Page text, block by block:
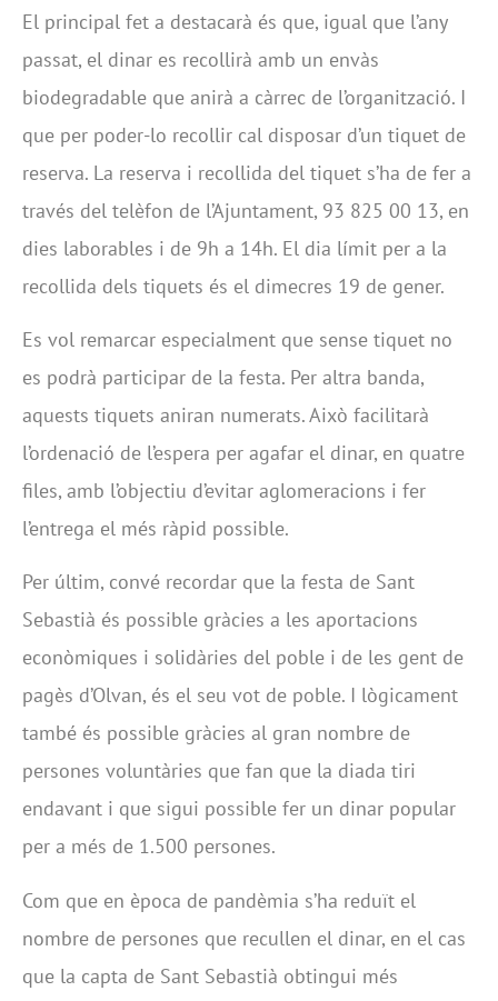
El principal fet a destacarà és que, igual que l’any
passat, el dinar es recollirà amb un envàs
biodegradable que anirà a càrrec de l’organització. I
que per poder-lo recollir cal disposar d’un tiquet de
reserva. La reserva i recollida del tiquet s’ha de fer a
través del telèfon de l’Ajuntament, 93 825 00 13, en
dies laborables i de 9h a 14h. El dia límit per a la
recollida dels tiquets és el dimecres 19 de gener.
Es vol remarcar especialment que sense tiquet no
es podrà participar de la festa. Per altra banda,
aquests tiquets aniran numerats. Això facilitarà
l’ordenació de l’espera per agafar el dinar, en quatre
files, amb l’objectiu d’evitar aglomeracions i fer
l’entrega el més ràpid possible.
Per últim, convé recordar que la festa de Sant
Sebastià és possible gràcies a les aportacions
econòmiques i solidàries del poble i de les gent de
pagès d’Olvan, és el seu vot de poble. I lògicament
també és possible gràcies al gran nombre de
persones voluntàries que fan que la diada tiri
endavant i que sigui possible fer un dinar popular
per a més de 1.500 persones.
Com que en època de pandèmia s’ha reduït el
nombre de persones que recullen el dinar, en el cas
que la capta de Sant Sebastià obtingui més